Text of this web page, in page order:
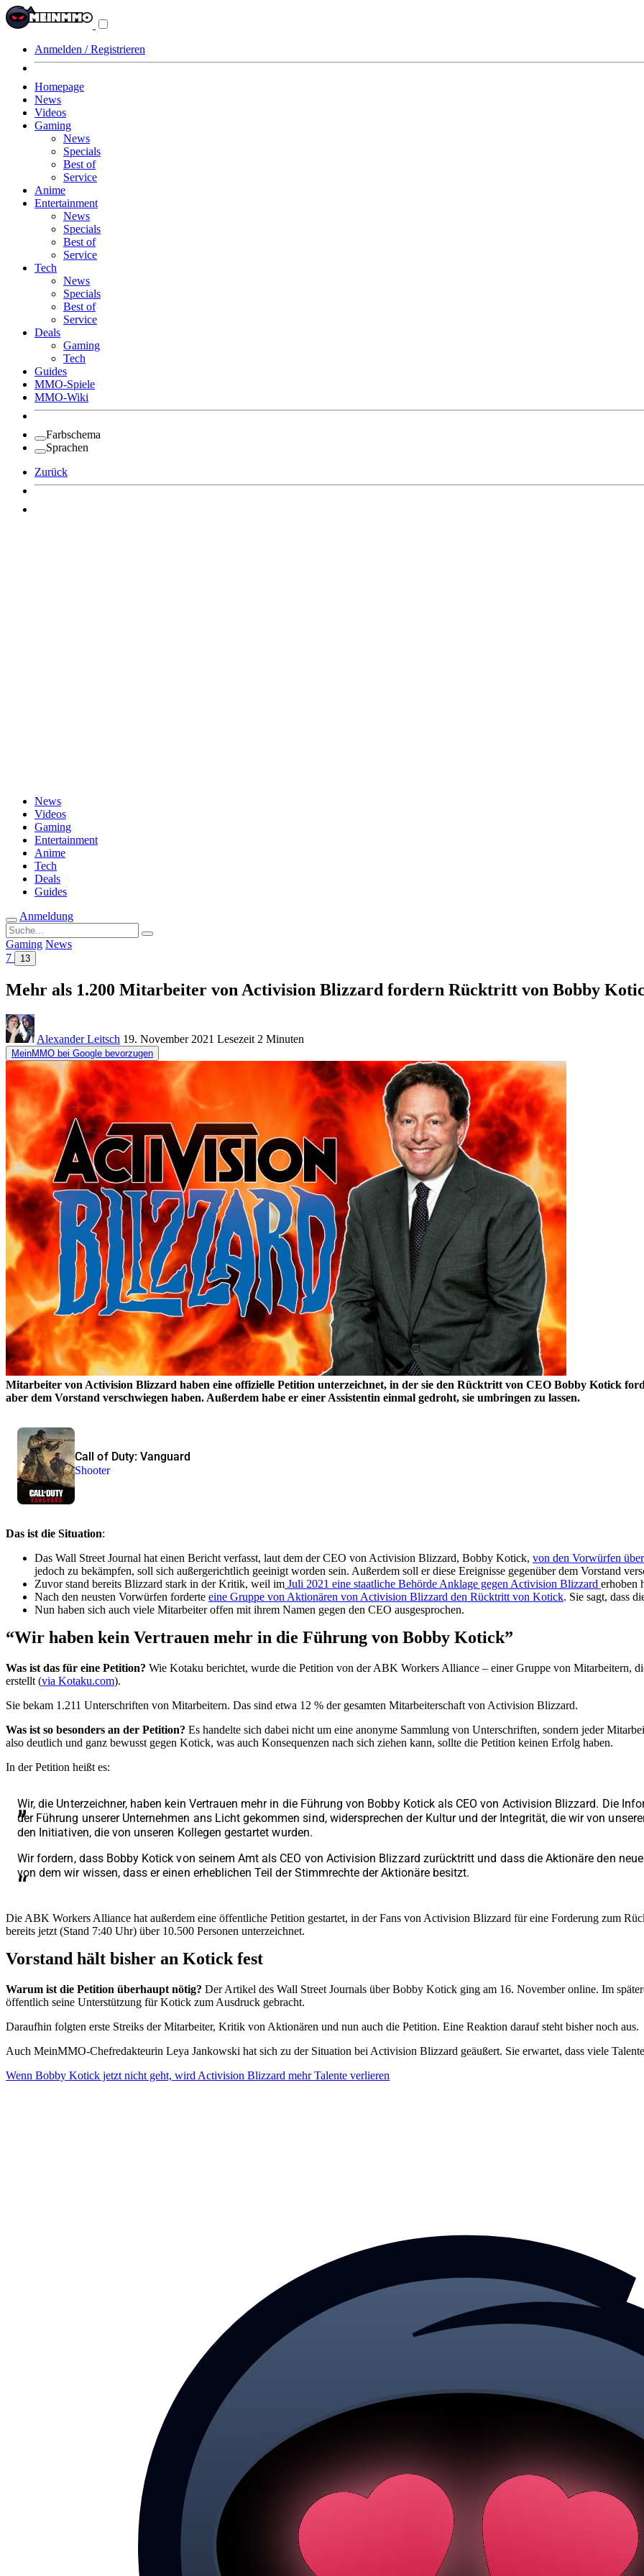
Anmelden / Registrieren
Homepage
News
Videos
Gaming
News
Specials
Best of
Service
Anime
Entertainment
News
Specials
Best of
Service
Tech
News
Specials
Best of
Service
Deals
Gaming
Tech
Guides
MMO-Spiele
MMO-Wiki
Farbschema
Sprachen
Zurück
News
Videos
Gaming
Entertainment
Anime
Tech
Deals
Guides
Anmeldung
Suche
nach:
Gaming News
7
13
Mehr als 1.200 Mitarbeiter von Activision Blizzard fordern Rücktritt von Bobby
Alexander Leitsch 19. November 2021 Lesezeit 2 Minuten
MeinMMO bei Google bevorzugen
Mitarbeiter von Activision Blizzard haben eine offizielle Petition unterzeichnet, in der sie den Rücktritt von CEO Bobby Kotick
aber dem Vorstand verschwiegen haben. Außerdem habe er einer Assistentin einmal gedroht, sie umbringen zu lassen.
Call of Duty: Vanguard
Shooter
Das ist die Situation:
Das Wall Street Journal hat einen Bericht verfasst, laut dem der CEO von Activision Blizzard, Bobby Kotick, von den Vorwürfen
jedoch zu bekämpfen, soll sich außergerichtlich geeinigt worden sein. Außerdem soll er diese Ereignisse gegenüber dem Vorstand
Zuvor stand bereits Blizzard stark in der Kritik, weil im Juli 2021 eine staatliche Behörde Anklage gegen Activision Blizzard erhoben
Nach den neusten Vorwürfen forderte eine Gruppe von Aktionären von Activision Blizzard den Rücktritt von Kotick. Sie sagt, dass
Nun haben sich auch viele Mitarbeiter offen mit ihrem Namen gegen den CEO ausgesprochen.
“Wir haben kein Vertrauen mehr in die Führung von Bobby Kotick”
Was ist das für eine Petition? Wie Kotaku berichtet, wurde die Petition von der ABK Workers Alliance – einer Gruppe von Mitarbeitern,
erstellt (via Kotaku.com).
Sie bekam 1.211 Unterschriften von Mitarbeitern. Das sind etwa 12 % der gesamten Mitarbeiterschaft von Activision Blizzard.
Was ist so besonders an der Petition? Es handelte sich dabei nicht um eine anonyme Sammlung von Unterschriften, sondern jeder
also deutlich und ganz bewusst gegen Kotick, was auch Konsequenzen nach sich ziehen kann, sollte die Petition keinen Erfolg haben.
In der Petition heißt es:
Wir, die Unterzeichner, haben kein Vertrauen mehr in die Führung von Bobby Kotick als CEO von Activision Blizzard. Die
der Führung unserer Unternehmen ans Licht gekommen sind, widersprechen der Kultur und der Integrität, die wir von
den Initiativen, die von unseren Kollegen gestartet wurden.
Wir fordern, dass Bobby Kotick von seinem Amt als CEO von Activision Blizzard zurücktritt und dass die Aktionäre den
von dem wir wissen, dass er einen erheblichen Teil der Stimmrechte der Aktionäre besitzt.
Die ABK Workers Alliance hat außerdem eine öffentliche Petition gestartet, in der Fans von Activision Blizzard für eine Forderung zum
bereits jetzt (Stand 7:40 Uhr) über 10.500 Personen unterzeichnet.
Vorstand hält bisher an Kotick fest
Warum ist die Petition überhaupt nötig? Der Artikel des Wall Street Journals über Bobby Kotick ging am 16. November online. Im
öffentlich seine Unterstützung für Kotick zum Ausdruck gebracht.
Daraufhin folgten erste Streiks der Mitarbeiter, Kritik von Aktionären und nun auch die Petition. Eine Reaktion darauf steht bisher noch aus.
Auch MeinMMO-Chefredakteurin Leya Jankowski hat sich zu der Situation bei Activision Blizzard geäußert. Sie erwartet, dass viele
Wenn Bobby Kotick jetzt nicht geht, wird Activision Blizzard mehr Talente verlieren